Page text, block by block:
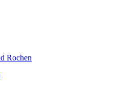
Rochen